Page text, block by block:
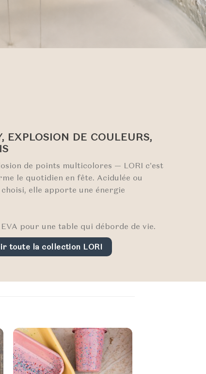
EXPLOSION DE COULEURS,
de points multicolores — LORI c'est
le quotidien en fête. Acidulée ou
elle apporte une énergie
pour une table qui déborde de vie.
toute la collection LORI